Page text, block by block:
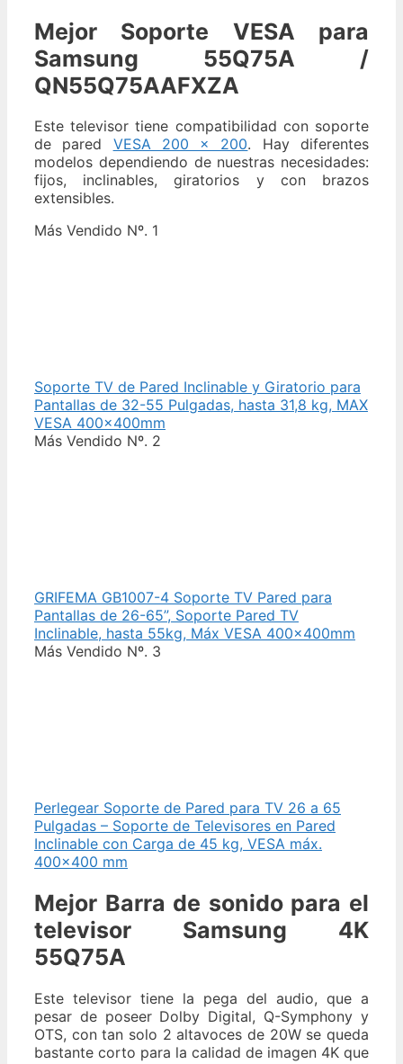
Mejor Soporte VESA para
Samsung 55Q75A /
QN55Q75AAFXZA
Este televisor tiene compatibilidad con soporte
de pared VESA 200 x 200. Hay diferentes
modelos dependiendo de nuestras necesidades:
fijos, inclinables, giratorios y con brazos
extensibles.
Más Vendido Nº. 1
Soporte TV de Pared Inclinable y Giratorio para
Pantallas de 32-55 Pulgadas, hasta 31,8 kg, MAX
VESA 400x400mm
Más Vendido Nº. 2
GRIFEMA GB1007-4 Soporte TV Pared para
Pantallas de 26-65”, Soporte Pared TV
Inclinable, hasta 55kg, Máx VESA 400x400mm
Más Vendido Nº. 3
Perlegear Soporte de Pared para TV 26 a 65
Pulgadas – Soporte de Televisores en Pared
Inclinable con Carga de 45 kg, VESA máx.
400×400 mm
Mejor Barra de sonido para el
televisor Samsung 4K
55Q75A
Este televisor tiene la pega del audio, que a
pesar de poseer Dolby Digital, Q-Symphony y
OTS, con tan solo 2 altavoces de 20W se queda
bastante corto para la calidad de imagen 4K que